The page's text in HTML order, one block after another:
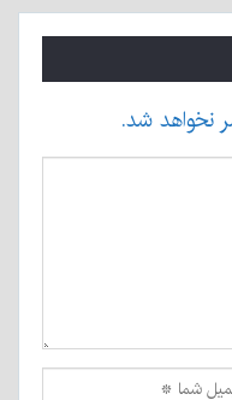
نخواهد شد.